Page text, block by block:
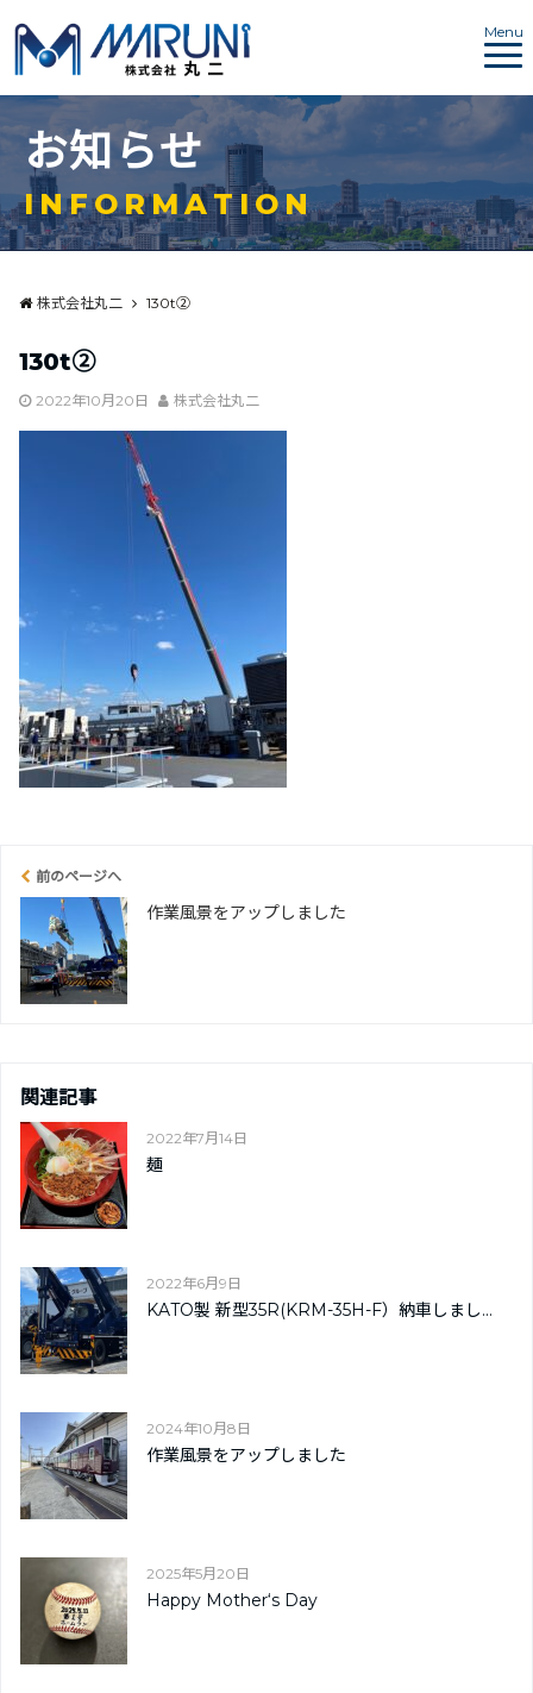
Menu
お知らせ
INFORMATION
株式会社丸二 130t➁
130t➁
2022年10月20日 株式会社丸二
前のページへ
作業風景をアップしました
関連記事
2022年7月14日
麺
2022年6月9日
KATO製 新型35R(KRM-35H-F）納車しまし...
2024年10月8日
作業風景をアップしました
2025年5月20日
Happy Mother‘s Day